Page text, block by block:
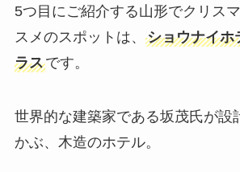
5つ目にご紹介する山形でクリス
スメのスポットは、 ショウナイホ
ラスです。
世界的な建築家である坂茂氏が設
かぶ、木造のホテル。